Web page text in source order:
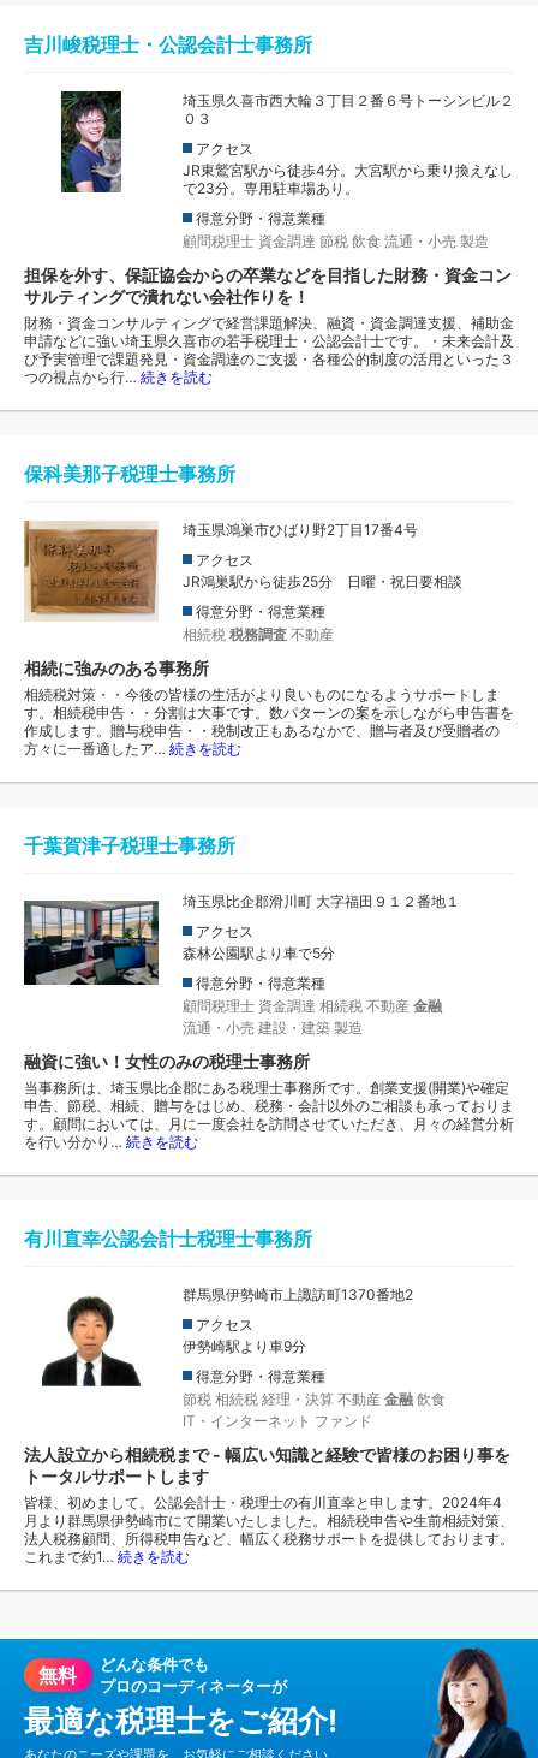
吉川峻税理士・公認会計士事務所
埼玉県久喜市西大輪３丁目２番６号トーシンビル２
０３
アクセス
JR東鷲宮駅から徒歩4分。大宮駅から乗り換えなし
で23分。専用駐車場あり。
得意分野・得意業種
顧問税理士 資金調達 節税 飲食 流通・小売 製造
担保を外す、保証協会からの卒業などを目指した財務・資金コン
サルティングで潰れない会社作りを！
財務・資金コンサルティングで経営課題解決、融資・資金調達支援、補助金
申請などに強い埼玉県久喜市の若手税理士・公認会計士です。・未来会計及
び予実管理で課題発見・資金調達のご支援・各種公的制度の活用といった３
つの視点から行… 続きを読む
保科美那子税理士事務所
埼玉県鴻巣市ひばり野2丁目17番4号
アクセス
JR鴻巣駅から徒歩25分 日曜・祝日要相談
得意分野・得意業種
相続税 税務調査 不動産
相続に強みのある事務所
相続税対策・・今後の皆様の生活がより良いものになるようサポートしま
す。相続税申告・・分割は大事です。数パターンの案を示しながら申告書を
作成します。贈与税申告・・税制改正もあるなかで、贈与者及び受贈者の
方々に一番適したア… 続きを読む
千葉賀津子税理士事務所
埼玉県比企郡滑川町 大字福田９１２番地１
アクセス
森林公園駅より車で5分
得意分野・得意業種
顧問税理士 資金調達 相続税 不動産 金融
流通・小売 建設・建築 製造
融資に強い！女性のみの税理士事務所
当事務所は、埼玉県比企郡にある税理士事務所です。創業支援(開業)や確定
申告、節税、相続、贈与をはじめ、税務・会計以外のご相談も承っておりま
す。顧問においては、月に一度会社を訪問させていただき、月々の経営分析
を行い分かり… 続きを読む
有川直幸公認会計士税理士事務所
群馬県伊勢崎市上諏訪町1370番地2
アクセス
伊勢崎駅より車9分
得意分野・得意業種
節税 相続税 経理・決算 不動産 金融 飲食
IT・インターネット ファンド
法人設立から相続税まで - 幅広い知識と経験で皆様のお困り事を
トータルサポートします
皆様、初めまして。公認会計士・税理士の有川直幸と申します。2024年4
月より群馬県伊勢崎市にて開業いたしました。相続税申告や生前相続対策、
法人税務顧問、所得税申告など、幅広く税務サポートを提供しております。
これまで約1… 続きを読む
無料
どんな条件でも
プロのコーディネーターが
最適な税理士をご紹介!
あなたのニーズや課題を、お気軽にご相談ください